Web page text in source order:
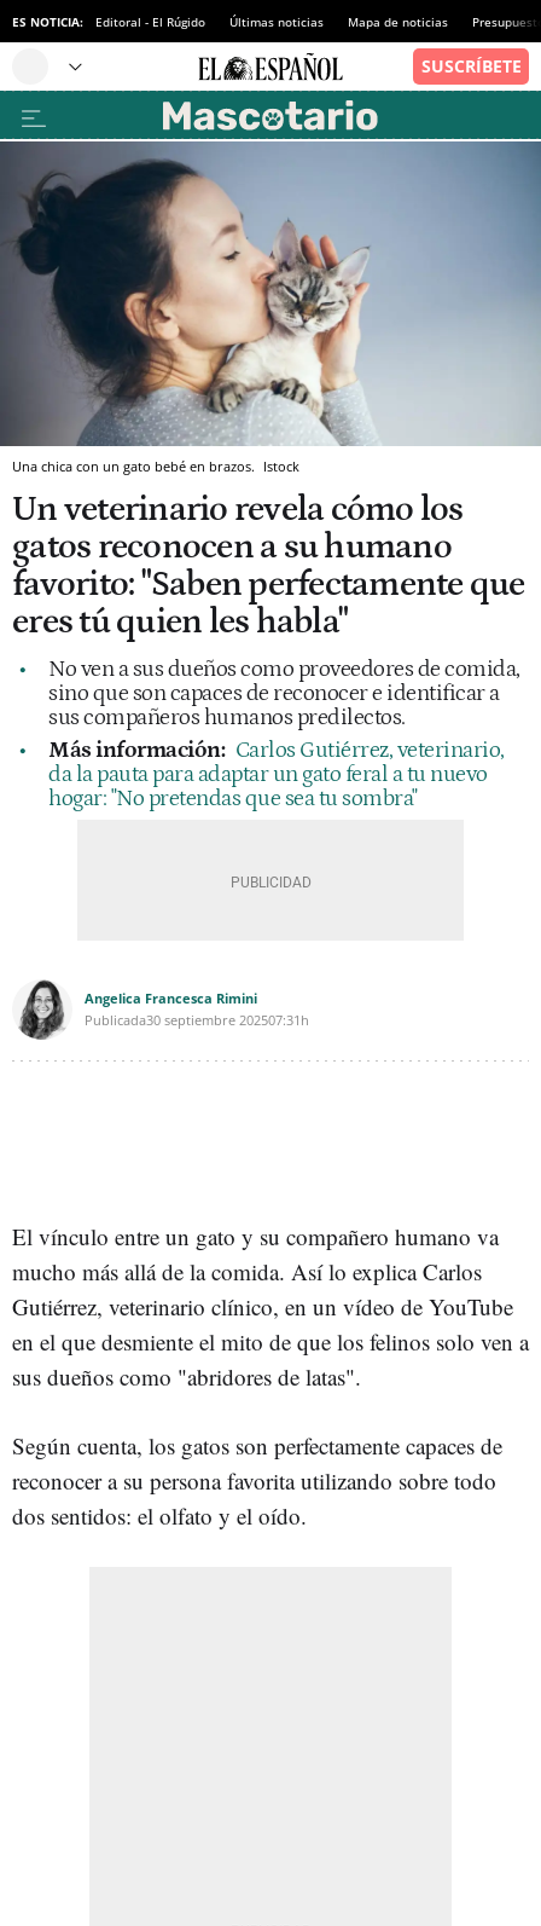
ES NOTICIA: Editoral - El Rúgido Últimas noticias Mapa de noticias
Una chica con un gato bebé en brazos. Istock
Un veterinario revela cómo los
gatos reconocen a su humano
favorito: "Saben perfectamente que
eres tú quien les habla"
No ven a sus dueños como proveedores de comida,
sino que son capaces de reconocer e identificar a
sus compañeros humanos predilectos.
Más información: Carlos Gutiérrez, veterinario,
da la pauta para adaptar un gato feral a tu nuevo
hogar: "No pretendas que sea tu sombra"
Angelica Francesca Rimini
Publicada30 septiembre 202507:31h
El vínculo entre un gato y su compañero humano va
mucho más allá de la comida. Así lo explica Carlos
Gutiérrez, veterinario clínico, en un vídeo de YouTube
en el que desmiente el mito de que los felinos solo ven a
sus dueños como "abridores de latas".
Según cuenta, los gatos son perfectamente capaces de
reconocer a su persona favorita utilizando sobre todo
dos sentidos: el olfato y el oído.